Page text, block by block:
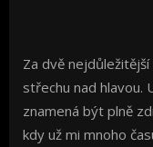
Za dvě
střechu nad hlavou.
znamená být plně
kdy už mi mnoho